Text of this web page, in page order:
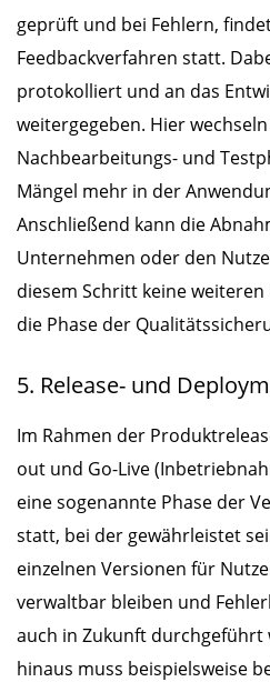
geprüft und bei Fehlern,
Feedbackverfahren statt.
protokolliert und an das
weitergegeben. Hier
Nachbearbeitungs- und
Mängel mehr in der
Anschließend kann die
Unternehmen oder den
diesem Schritt keine
die Phase der
5. Release- und
Im Rahmen der
out und Go-Live
eine sogenannte Phase der
statt, bei der gewährleistet
einzelnen Versionen für
verwaltbar bleiben und
auch in Zukunft
hinaus muss beispielsweise